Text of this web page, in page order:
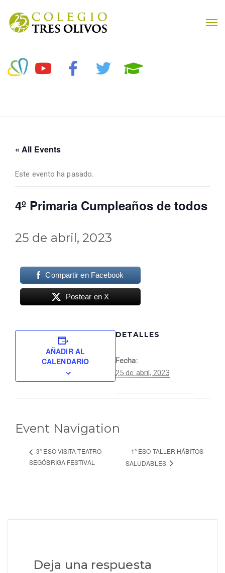
« All Events
Este evento ha pasado.
4º Primaria Cumpleaños de todos
25 de abril, 2023
Compartir en Facebook
Postear en X
AÑADIR AL
CALENDARIO
DETALLES
Fecha:
25 de abril, 2023
Event Navigation
3º ESO VISITA TEATRO
SEGÓBRIGA FESTIVAL
1º ESO TALLER HÁBITOS
SALUDABLES
Deja una respuesta